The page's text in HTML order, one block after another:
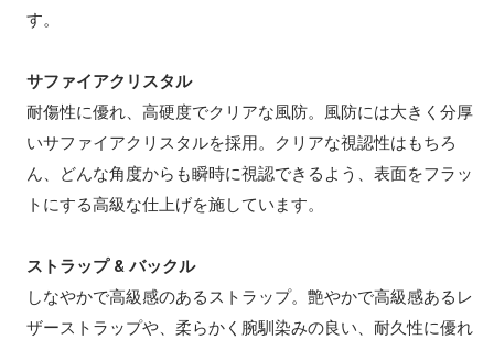
す。
サファイアクリスタル
耐傷性に優れ、高硬度でクリアな風防。風防には大きく分厚
いサファイアクリスタルを採用。クリアな視認性はもちろ
ん、どんな角度からも瞬時に視認できるよう、表面をフラッ
トにする高級な仕上げを施しています。
ストラップ & バックル
しなやかで高級感のあるストラップ。艶やかで高級感あるレ
ザーストラップや、柔らかく腕馴染みの良い、耐久性に優れ